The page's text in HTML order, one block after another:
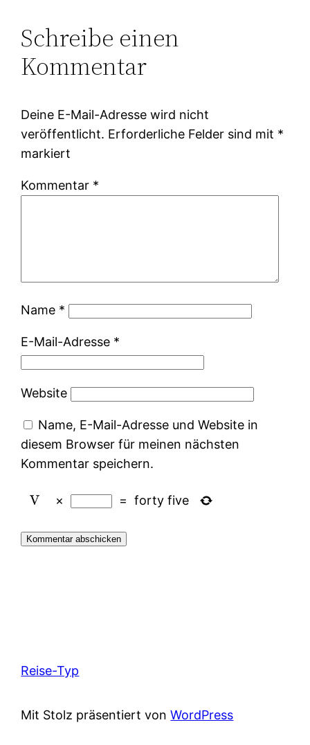
Schreibe einen
Kommentar
Deine E-Mail-Adresse wird nicht
veröffentlicht. Erforderliche Felder sind mit *
markiert
Kommentar *
Name *
E-Mail-Adresse *
Website
Name, E-Mail-Adresse und Website in
diesem Browser für meinen nächsten
Kommentar speichern.
× = forty five
Reise-Typ
Mit Stolz präsentiert vonWordPress